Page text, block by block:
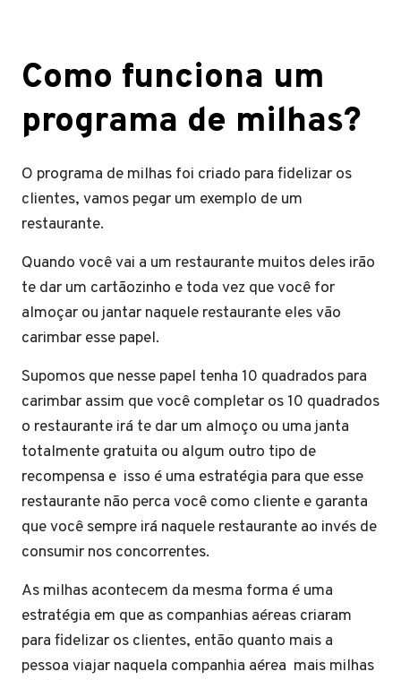
Como funciona um
programa de milhas?
O programa de milhas foi criado para fidelizar os
clientes, vamos pegar um exemplo de um
restaurante.
Quando você vai a um restaurante muitos deles irão
te dar um cartãozinho e toda vez que você for
almoçar ou jantar naquele restaurante eles vão
carimbar esse papel.
Supomos que nesse papel tenha 10 quadrados para
carimbar assim que você completar os 10 quadrados
o restaurante irá te dar um almoço ou uma janta
totalmente gratuita ou algum outro tipo de
recompensa e isso é uma estratégia para que esse
restaurante não perca você como cliente e garanta
que você sempre irá naquele restaurante ao invés de
consumir nos concorrentes.
As milhas acontecem da mesma forma é uma
estratégia em que as companhias aéreas criaram
para fidelizar os clientes, então quanto mais a
pessoa viajar naquela companhia aérea mais milhas